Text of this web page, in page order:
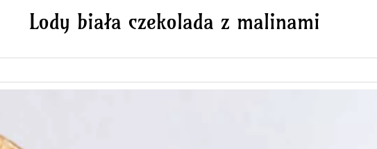
Lody biała czekolada z malinami